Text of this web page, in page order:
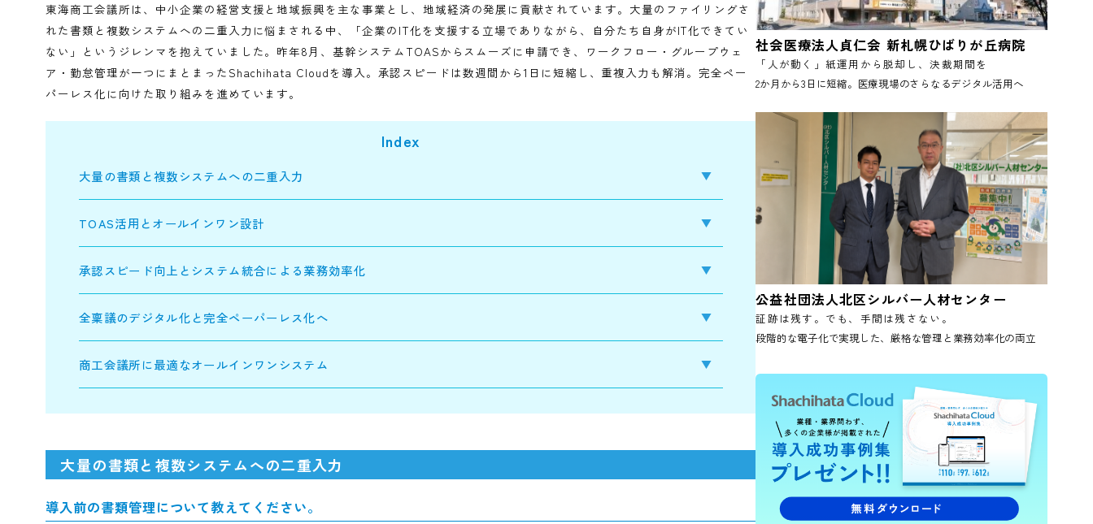
公開日｜2025.11.13
東海商工会議所は、中小企業の経営支援と地域振興を主な事業とし、地域経済の発展に貢献されています。大量のファイリングさ
ない」というジレンマを抱えていました。昨年8月、基幹システムTOASからスムーズに申請でき、ワークフロー・グループウェ
ア・勤怠管理が一つにまとまったShachihata Cloudを導入。承認スピードは数週間から1日に短縮し、重複入力も解消。完全ペー
パーレス化に向けた取り組みを進めています。
大量の書類と複数システムへの二重入力
TOAS活用とオールインワン設計
承認スピード向上とシステム統合による業務効率化
商工会議所に最適なオールインワンシステム
社会医療法人貞仁会 新札幌ひばり
「人が動く」紙運用から脱却し、決裁期間
2か月から3日に短縮。医療現場のさらなるデジ
公益社団法人北区シルバー人材セン
証跡は残す。でも、手間は残さない。
段階的な電子化で実現した、厳格な管理と業務